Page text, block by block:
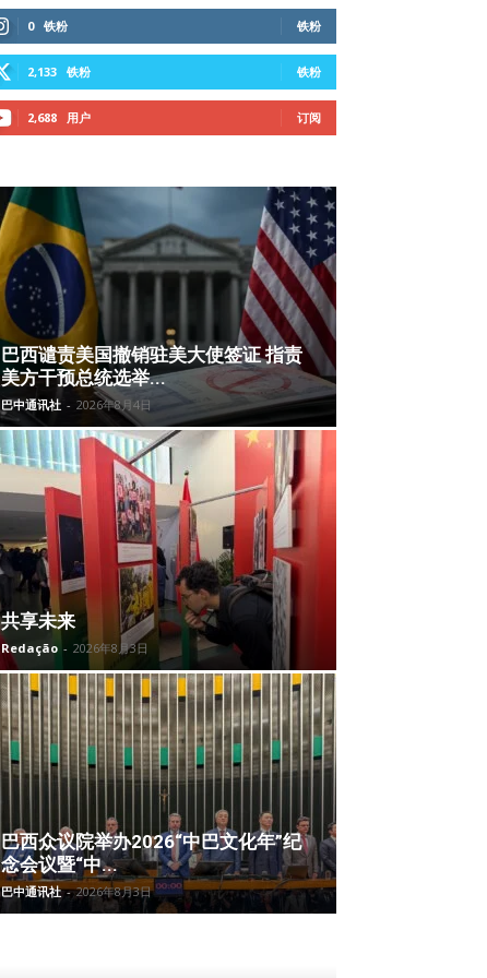
0 铁粉 铁粉
2,133 铁粉 铁粉
2,688 用户 订阅
巴西谴责美国撤销驻美大使签证 指责
美方干预总统选举...
巴中通讯社 - 2026年8月4日
共享未来
Redação - 2026年8月3日
巴西众议院举办2026“中巴文化年”纪
念会议暨“中...
巴中通讯社 - 2026年8月3日